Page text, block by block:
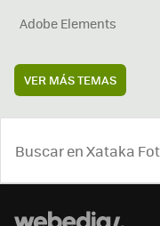
Adobe Elements
VER MÁS TEMAS